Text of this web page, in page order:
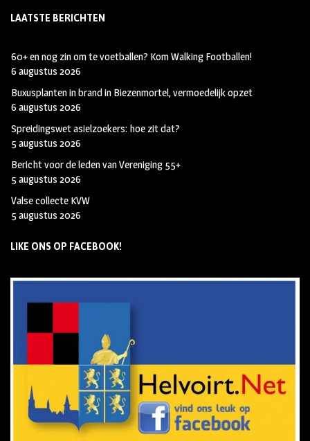
LAATSTE BERICHTEN
60+ en nog zin om te voetballen? Kom Walking Footballen!
6 augustus 2026
Buxusplanten in brand in Biezenmortel, vermoedelijk opzet
6 augustus 2026
Spreidingswet asielzoekers: hoe zit dat?
5 augustus 2026
Bericht voor de leden van Vereniging 55+
5 augustus 2026
Valse collecte KVW
5 augustus 2026
LIKE ONS OP FACEBOOK!